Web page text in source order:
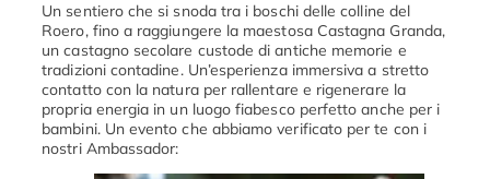
Un sentiero che si snoda tra i boschi delle colline del
Roero, fino a raggiungere la maestosa Castagna Granda,
un castagno secolare custode di antiche memorie e
tradizioni contadine. Un’esperienza immersiva a stretto
contatto con la natura per rallentare e rigenerare la
propria energia in un luogo fiabesco perfetto anche per i
bambini. Un evento che abbiamo verificato per te con i
nostri Ambassador: